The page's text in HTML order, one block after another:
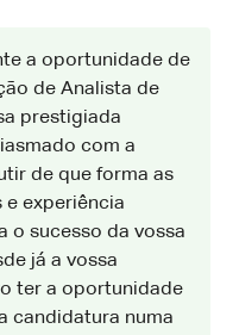
a oportunidade de
de Analista de
prestigiada
com a
de que forma as
e experiência
o sucesso da vossa
já a vossa
ter a oportunidade
candidatura numa